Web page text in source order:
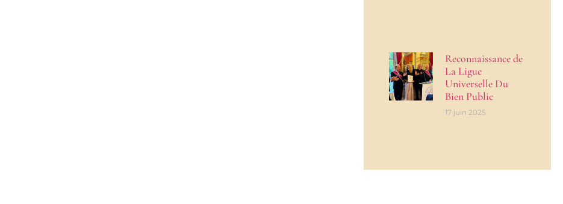
Reconnaissance de
La Ligue
Universelle Du
Bien Public
17 juin 2025